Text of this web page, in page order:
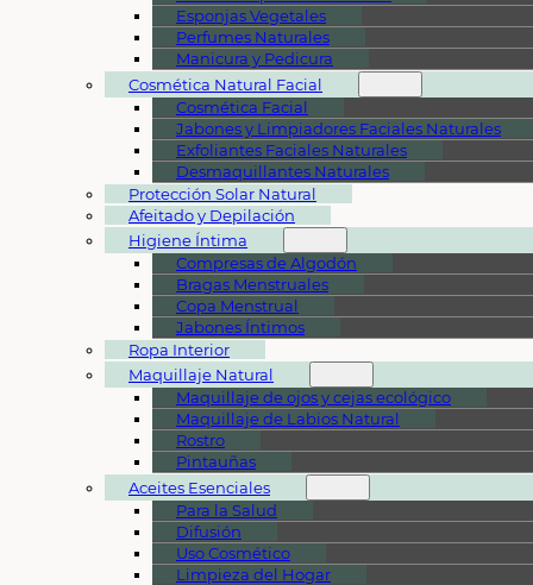
Esponjas Vegetales
Perfumes Naturales
Manicura y Pedicura
Cosmética Natural Facial
Cosmética Facial
Jabones y Limpiadores Faciales Naturales
Exfoliantes Faciales Naturales
Desmaquillantes Naturales
Protección Solar Natural
Afeitado y Depilación
Higiene Íntima
Compresas de Algodón
Bragas Menstruales
Copa Menstrual
Jabones Íntimos
Ropa Interior
Maquillaje Natural
Maquillaje de ojos y cejas ecológico
Maquillaje de Labios Natural
Rostro
Pintauñas
Aceites Esenciales
Para la Salud
Difusión
Uso Cosmético
Limpieza del Hogar